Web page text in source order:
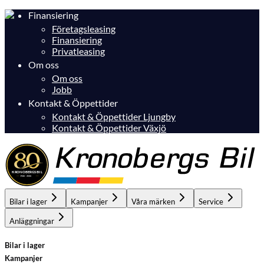
Finansiering
Företagsleasing
Finansiering
Privatleasing
Om oss
Om oss
Jobb
Kontakt & Öppettider
Kontakt & Öppettider Ljungby
Kontakt & Öppettider Växjö
Bilar i lager Kampanjer Våra märken Service
Anläggningar
Bilar i lager
Kampanjer